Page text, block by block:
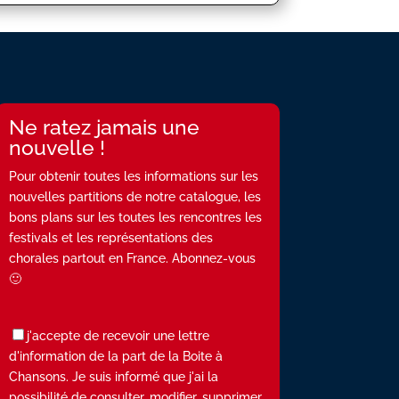
Ne ratez jamais une
nouvelle !
Pour obtenir toutes les informations sur les
nouvelles partitions de notre catalogue, les
bons plans sur les toutes les rencontres les
festivals et les représentations des
chorales partout en France. Abonnez-vous
🙂
j'accepte de recevoir une lettre
d'information de la part de la Boite à
Chansons. Je suis informé que j'ai la